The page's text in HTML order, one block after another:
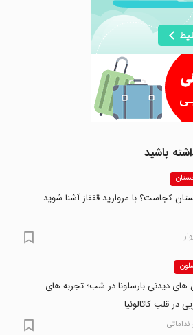
باشید
کجاست؟ با مروارید قفقاز آشنا شوید
های دیدنی بارسلونا در شب؛ تجربه های
در قلب کاتالونیا